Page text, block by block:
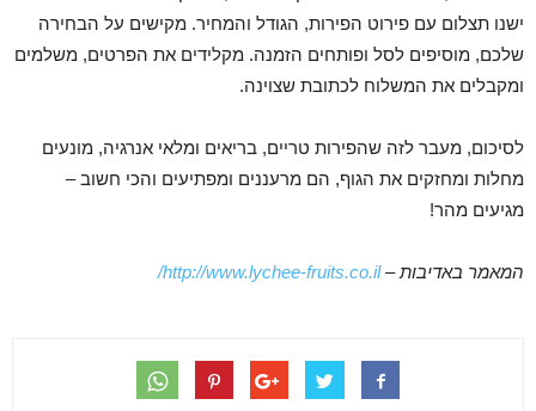
ישנו תצלום עם פירוט הפירות, הגודל והמחיר. מקישים על הבחירה
שלכם, מוסיפים לסל ופותחים הזמנה. מקלידים את הפרטים, משלמים
ומקבלים את המשלוח לכתובת שצוינה.
לסיכום, מעבר לזה שהפירות טריים, בריאים ומלאי אנרגיה, מונעים
מחלות ומחזקים את הגוף, הם מרעננים ומפתיעים והכי חשוב –
מגיעים מהר!
המאמר באדיבות –http://www.lychee-fruits.co.il/